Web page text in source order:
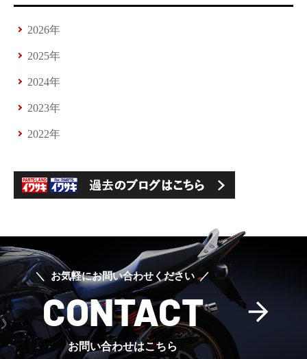
2026年
2025年
2024年
2023年
2022年
CONTACT
お気軽にお問い合わせください
お問い合わせはこちら